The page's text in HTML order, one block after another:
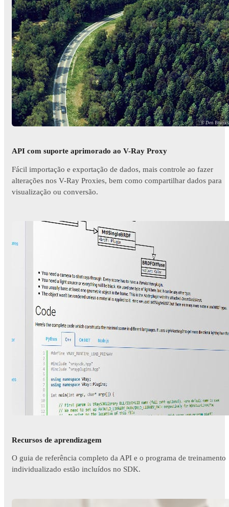
© Den Brooks
API com suporte aprimorado ao V-Ray Proxy
Fácil importação e exportação de dados, mais controle ao fazer
alterações nos V-Ray Proxies, bem como compartilhar dados para
visualização ou conversão.
Recursos de aprendizagem
O guia de referência completo da API e o programa de treinamento
individualizado estão incluídos no SDK.